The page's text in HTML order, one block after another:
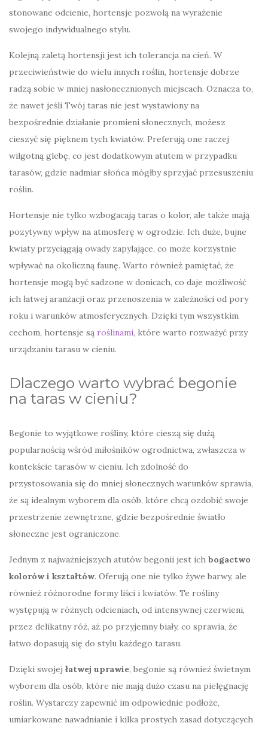
stonowane odcienie, hortensje pozwolą na wyrażenie
swojego indywidualnego stylu.
Kolejną zaletą hortensji jest ich tolerancja na cień. W
przeciwieństwie do wielu innych roślin, hortensje dobrze
radzą sobie w mniej nasłonecznionych miejscach. Oznacza to,
że nawet jeśli Twój taras nie jest wystawiony na
bezpośrednie działanie promieni słonecznych, możesz
cieszyć się pięknem tych kwiatów. Preferują one raczej
wilgotną glebę, co jest dodatkowym atutem w przypadku
tarasów, gdzie nadmiar słońca mógłby sprzyjać przesuszeniu
roślin.
Hortensje nie tylko wzbogacają taras o kolor, ale także mają
pozytywny wpływ na atmosferę w ogrodzie. Ich duże, bujne
kwiaty przyciągają owady zapylające, co może korzystnie
wpływać na okoliczną faunę. Warto również pamiętać, że
hortensje mogą być sadzone w donicach, co daje możliwość
ich łatwej aranżacji oraz przenoszenia w zależności od pory
roku i warunków atmosferycznych. Dzięki tym wszystkim
cechom, hortensje są roślinami, które warto rozważyć przy
urządzaniu tarasu w cieniu.
Dlaczego warto wybrać begonie
na taras w cieniu?
Begonie to wyjątkowe rośliny, które cieszą się dużą
popularnością wśród miłośników ogrodnictwa, zwłaszcza w
kontekście tarasów w cieniu. Ich zdolność do
przystosowania się do mniej słonecznych warunków sprawia,
że są idealnym wyborem dla osób, które chcą ozdobić swoje
przestrzenie zewnętrzne, gdzie bezpośrednie światło
słoneczne jest ograniczone.
Jednym z najważniejszych atutów begonii jest ich bogactwo
kolorów i kształtów. Oferują one nie tylko żywe barwy, ale
również różnorodne formy liści i kwiatów. Te rośliny
występują w różnych odcieniach, od intensywnej czerwieni,
przez delikatny róż, aż po przyjemny biały, co sprawia, że
łatwo dopasują się do stylu każdego tarasu.
Dzięki swojej łatwej uprawie, begonie są również świetnym
wyborem dla osób, które nie mają dużo czasu na pielęgnację
roślin. Wystarczy zapewnić im odpowiednie podłoże,
umiarkowane nawadnianie i kilka prostych zasad dotyczących